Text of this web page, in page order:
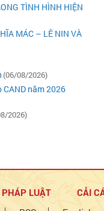
TÌNH HÌNH HIỆN
MÁC – LÊ NIN VÀ
(06/08/2026)
năm 2026
2026)
LUẬT CẢI